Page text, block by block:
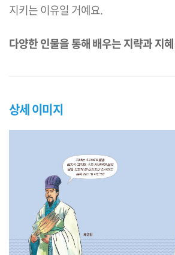
지키는 이유일 거예요.
다양한 인물을 통해 배우는 지략과 지
상세 이미지